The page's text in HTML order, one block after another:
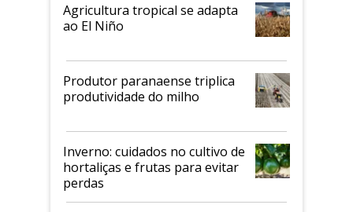
Agricultura tropical se adapta
ao El Niño
Produtor paranaense triplica
produtividade do milho
Inverno: cuidados no cultivo de
hortaliças e frutas para evitar
perdas